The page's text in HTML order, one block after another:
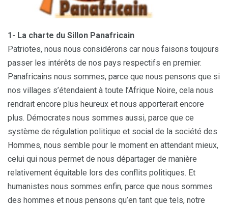
1- La charte du Sillon Panafricain
Patriotes, nous nous considérons car nous faisons toujours
passer les intérêts de nos pays respectifs en premier.
Panafricains nous sommes, parce que nous pensons que si
nos villages s’étendaient à toute l’Afrique Noire, cela nous
rendrait encore plus heureux et nous apporterait encore
plus. Démocrates nous sommes aussi, parce que ce
système de régulation politique et social de la société des
Hommes, nous semble pour le moment en attendant mieux,
celui qui nous permet de nous départager de manière
relativement équitable lors des conflits politiques. Et
humanistes nous sommes enfin, parce que nous sommes
des hommes et nous pensons qu’en tant que tels, notre